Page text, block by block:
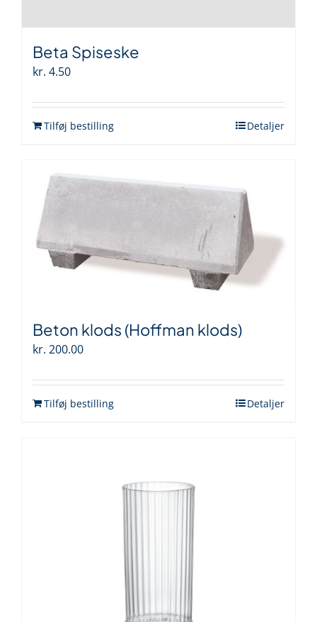
Beta Spiseske
kr. 4.50
Tilføj bestilling Detaljer
Beton klods (Hoffman klods)
kr. 200.00
Tilføj bestilling Detaljer